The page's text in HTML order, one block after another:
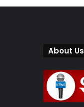
About Us